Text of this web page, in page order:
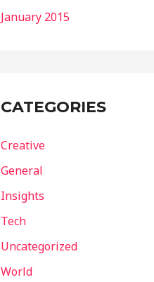
January 2015
CATEGORIES
Creative
General
Insights
Tech
Uncategorized
World